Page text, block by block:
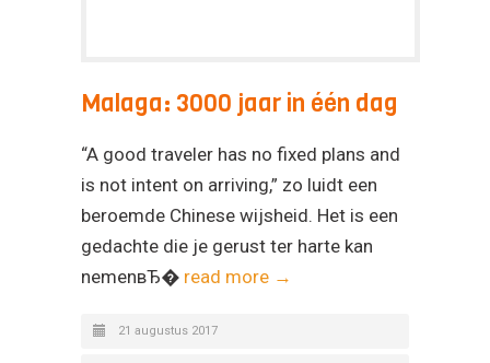
Malaga: 3000 jaar in één dag
“A good traveler has no fixed plans and
is not intent on arriving,” zo luidt een
beroemde Chinese wijsheid. Het is een
gedachte die je gerust ter harte kan
nemenвЂ� read more →
21 augustus 2017